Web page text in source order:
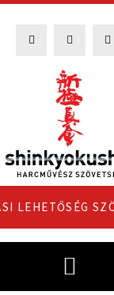
LEHETŐSÉG